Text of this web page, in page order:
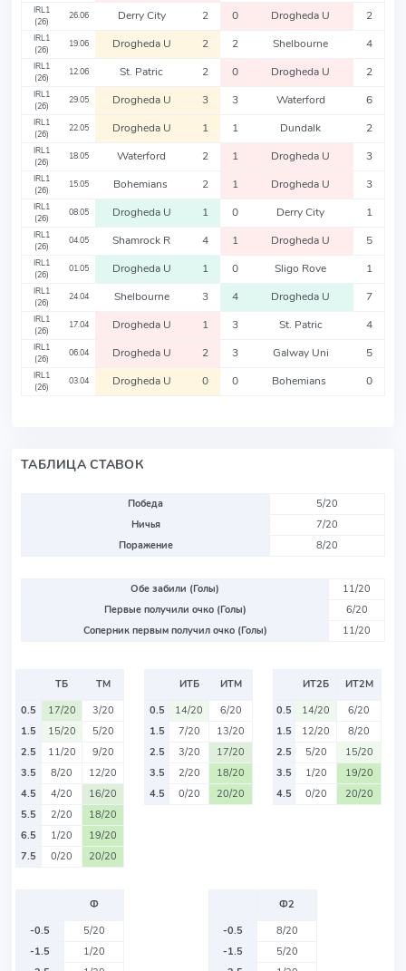
IRL1
(26)
26.06 Derry City 2 0 Drogheda U 2
IRL1
(26)
19.06 Drogheda U 2 2 Shelbourne 4
IRL1
(26)
12.06 St. Patric 2 0 Drogheda U 2
IRL1
(26)
29.05 Drogheda U 3 3 Waterford 6
IRL1
(26)
22.05 Drogheda U 1 1 Dundalk 2
IRL1
(26)
18.05 Waterford 2 1 Drogheda U 3
IRL1
(26)
15.05 Bohemians 2 1 Drogheda U 3
IRL1
(26)
08.05 Drogheda U 1 0 Derry City 1
IRL1
(26)
04.05 Shamrock R 4 1 Drogheda U 5
IRL1
(26)
01.05 Drogheda U 1 0 Sligo Rove 1
IRL1
(26)
24.04 Shelbourne 3 4 Drogheda U 7
IRL1
(26)
17.04 Drogheda U 1 3 St. Patric 4
IRL1
(26)
06.04 Drogheda U 2 3 Galway Uni 5
IRL1
(26)
03.04 Drogheda U 0 0 Bohemians 0
ТАБЛИЦА СТАВОК
Победа
5/20
Ничья
7/20
Поражение
8/20
Обе забили (Голы)
11/20
Первые получили очко (Голы)
6/20
Соперник первым получил очко (Голы)
11/20
ТБ
ТМ
0.5
17/20
3/20
1.5
15/20
5/20
2.5
11/20
9/20
3.5
8/20
12/20
4.5
4/20
16/20
5.5
2/20
18/20
6.5
1/20
19/20
7.5
0/20 20/20
ИТБ
ИТМ
0.5
14/20
6/20
1.5
7/20
13/20
2.5
3/20
17/20
3.5
2/20
18/20
4.5
0/20 20/20
ИТ2Б
ИТ2М
0.5
14/20
6/20
1.5
12/20
8/20
2.5
5/20
15/20
3.5
1/20
19/20
4.5
0/20 20/20
Ф
-0.5
5/20
-1.5
1/20
Ф2
-0.5
8/20
-1.5
5/20